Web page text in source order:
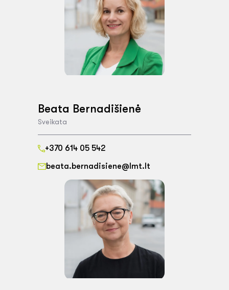
Beata Bernadišienė
Sveikata
+370 614 05 542
beata.bernadisiene@lmt.lt